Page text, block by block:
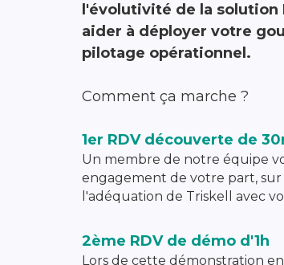
l'évolutivité de la
aider à déployer votre
pilotage opérationnel.
Comment ça marche ?
1er RDV découverte de
Un membre de notre équipe
engagement de votre part, sur
l'adéquation de Triskell avec
2ème RDV de démo d'1h
Lors de cette démonstration